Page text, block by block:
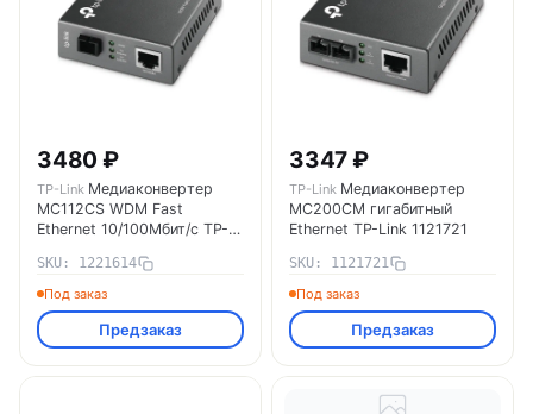
3480 ₽
TP-Link Медиаконвертер
MC112CS WDM Fast
Ethernet 10/100Мбит/с TP-
SKU: 1221614
Под заказ
Предзаказ
3347 ₽
TP-Link Медиаконвертер
MC200CM гигабитный
Ethernet TP-Link 1121721
SKU: 1121721
Под заказ
Предзаказ